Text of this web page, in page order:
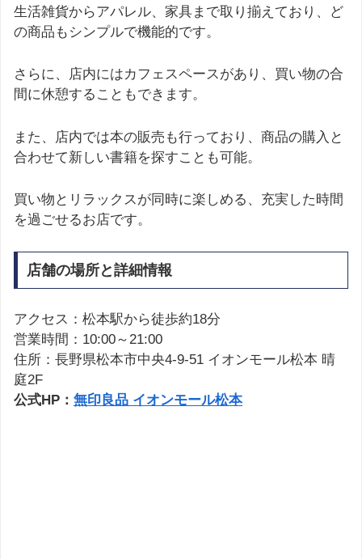
生活雑貨からアパレル、家具まで取り揃えており、ど
の商品もシンプルで機能的です。
さらに、店内にはカフェスペースがあり、買い物の合
間に休憩することもできます。
また、店内では本の販売も行っており、商品の購入と
合わせて新しい書籍を探すことも可能。
買い物とリラックスが同時に楽しめる、充実した時間
を過ごせるお店です。
店舗の場所と詳細情報
アクセス：松本駅から徒歩約18分
営業時間：10:00～21:00
住所：長野県松本市中央4-9-51 イオンモール松本 晴
庭2F
公式HP： 無印良品 イオンモール松本